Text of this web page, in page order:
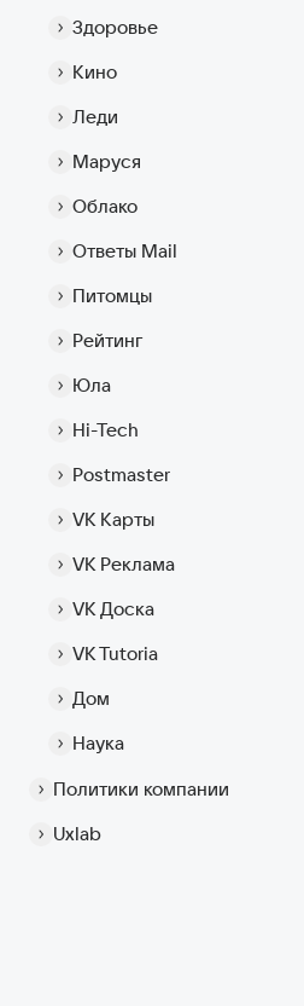
Здоровье
Кино
Леди
Маруся
Облако
Ответы Mail
Питомцы
Рейтинг
Юла
Hi-Tech
Postmaster
VK Карты
VK Реклама
VK Доска
VK Tutoria
Дом
Наука
Политики компании
Uxlab